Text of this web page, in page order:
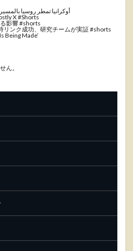
أوكرانيا تمطر روسيا
X #Shorts
影響 #shorts
リンク成功、研究チームが実証 #shorts
Being Made’
ん。